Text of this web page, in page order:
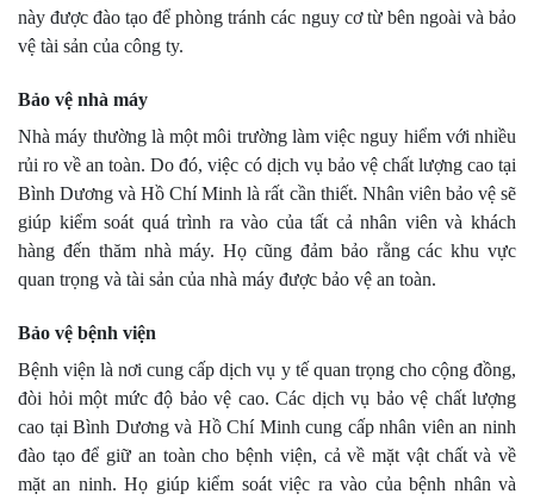
này được đào tạo để phòng tránh các nguy cơ từ bên ngoài và bảo
vệ tài sản của công ty.
Bảo vệ nhà máy
Nhà máy thường là một môi trường làm việc nguy hiểm với nhiều
rủi ro về an toàn. Do đó, việc có dịch vụ bảo vệ chất lượng cao tại
Bình Dương và Hồ Chí Minh là rất cần thiết. Nhân viên bảo vệ sẽ
giúp kiểm soát quá trình ra vào của tất cả nhân viên và khách
hàng đến thăm nhà máy. Họ cũng đảm bảo rằng các khu vực
quan trọng và tài sản của nhà máy được bảo vệ an toàn.
Bảo vệ bệnh viện
Bệnh viện là nơi cung cấp dịch vụ y tế quan trọng cho cộng đồng,
đòi hỏi một mức độ bảo vệ cao. Các dịch vụ bảo vệ chất lượng
cao tại Bình Dương và Hồ Chí Minh cung cấp nhân viên an ninh
đào tạo để giữ an toàn cho bệnh viện, cả về mặt vật chất và về
mặt an ninh. Họ giúp kiểm soát việc ra vào của bệnh nhân và